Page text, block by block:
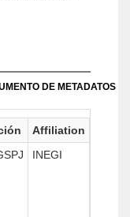
DE METADATOS
Affiliation
INEGI